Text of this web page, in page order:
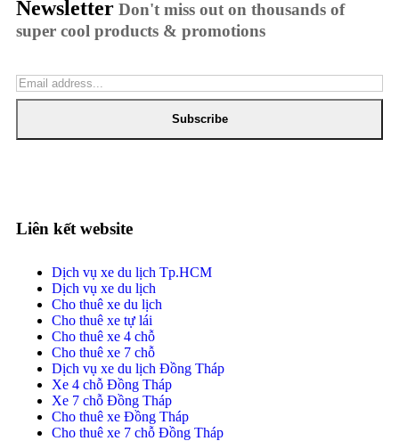
Newsletter Don't miss out on thousands of
super cool products & promotions
Subscribe
Liên kết website
Dịch vụ xe du lịch Tp.HCM
Dịch vụ xe du lịch
Cho thuê xe du lịch
Cho thuê xe tự lái
Cho thuê xe 4 chỗ
Cho thuê xe 7 chỗ
Dịch vụ xe du lịch Đồng Tháp
Xe 4 chỗ Đồng Tháp
Xe 7 chỗ Đồng Tháp
Cho thuê xe Đồng Tháp
Cho thuê xe 7 chỗ Đồng Tháp